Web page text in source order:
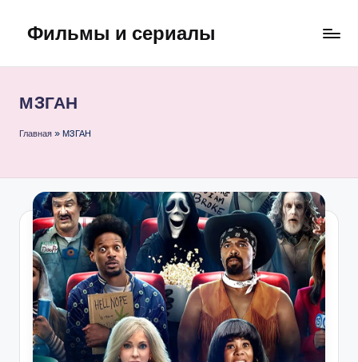
Перейти
содержимому
Фильмы и сериалы
М3ГАН
Главная » М3ГАН